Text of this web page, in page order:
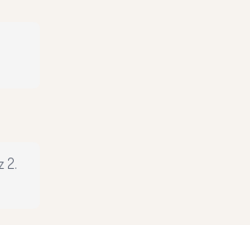
2.